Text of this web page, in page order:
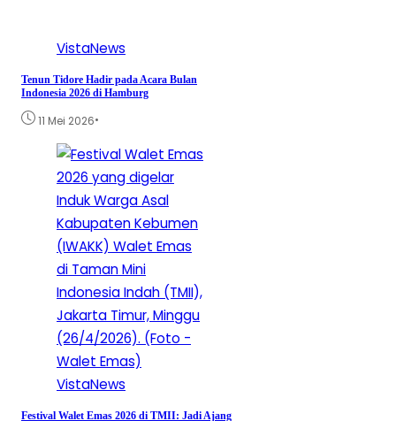
VistaNews
Tenun Tidore Hadir pada Acara Bulan
Indonesia 2026 di Hamburg
11 Mei 2026•
VistaNews
Festival Walet Emas 2026 di TMII: Jadi Ajang